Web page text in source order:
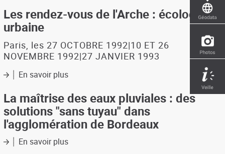
et
aménagement
cartes
utiles
/
II
la
carte,
de
la
conception
Les rendez-vous de l'Arche : écologie
urbaine
Paris, les 27 OCTOBRE 1992|10 ET 26
NOVEMBRE 1992|27 JANVIER 1993
En savoir plussur
rendez-
vous
de
l'Arche
écologie
La maîtrise des eaux pluviales : des
solutions "sans tuyau" dans
l'agglomération de Bordeaux
En savoir plussur